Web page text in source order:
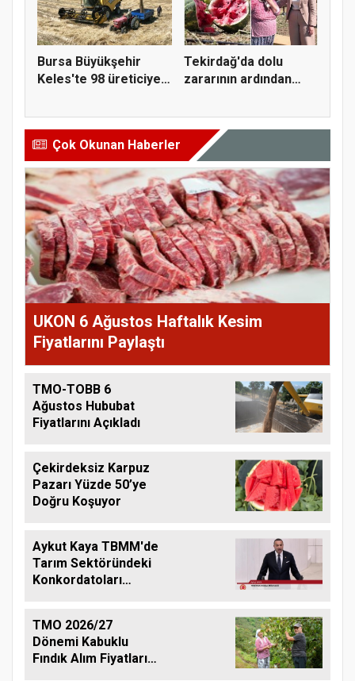
Bursa Büyükşehir
Keles'te 98 üreticiye
Tekirdağ'da dolu
zararının ardından
Çok Okunan Haberler
UKON 6 Ağustos Haftalık Kesim
Fiyatlarını Paylaştı
TMO-TOBB 6
Ağustos Hububat
Fiyatlarını Açıkladı
Çekirdeksiz Karpuz
Pazarı Yüzde 50’ye
Doğru Koşuyor
Aykut Kaya TBMM'de
Tarım Sektöründeki
Konkordatoları
TMO 2026/27
Dönemi Kabuklu
Fındık Alım Fiyatlarını